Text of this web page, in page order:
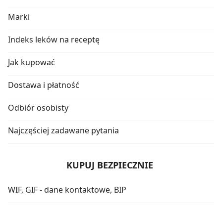
Marki
Indeks leków na receptę
Jak kupować
Dostawa i płatność
Odbiór osobisty
Najczęściej zadawane pytania
KUPUJ BEZPIECZNIE
WIF, GIF - dane kontaktowe, BIP